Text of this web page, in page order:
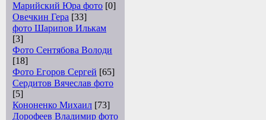
Марийский Юра фото [0]
Овечкин Гера [33]
фото Шарипов Илькам
[3]
Фото Сентябова Володи
[18]
Фото Егоров Сергей [65]
Сердитов Вячеслав фото
[5]
Кононенко Михаил [73]
Дорофеев Владимир фото